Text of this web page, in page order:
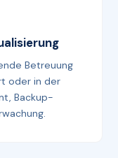
Betreuung
oder in der
Backup-